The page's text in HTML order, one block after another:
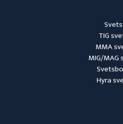
Svets
TIG
MMA
MIG/MAG
Hyra